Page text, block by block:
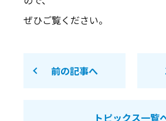
ぜひご覧ください。
前の記事へ
トピックス一覧